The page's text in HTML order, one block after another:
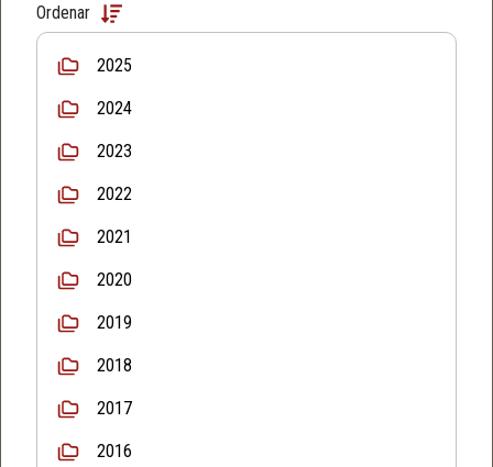
Ordenar
2025
2024
2023
2022
2021
2020
2019
2018
2017
2016